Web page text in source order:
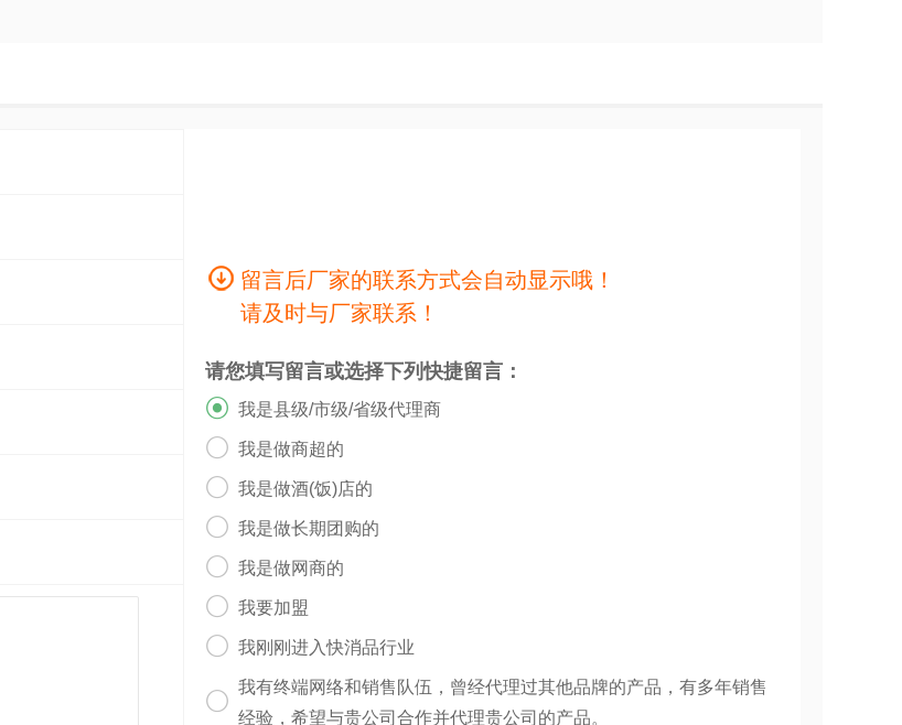
留言后厂家的联系方式会自动显示哦！
请及时与厂家联系！
请您填写留言或选择下列快捷留言：
 我是县级/市级/省级代理商
 我是做商超的
 我是做酒(饭)店的
 我是做长期团购的
 我是做网商的
 我要加盟
 我刚刚进入快消品行业

我有终端网络和销售队伍，曾经代理过其他品牌的产品，有多年销售
经验，希望与贵公司合作并代理贵公司的产品。